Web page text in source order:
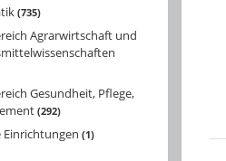
735
Agrarwirtschaft und
Gesundheit, Pflege,
292
Einrichtungen 1